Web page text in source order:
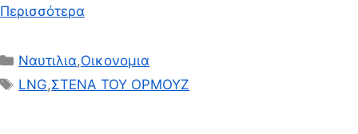
Περισσότερα
Κατηγορίες
Ναυτιλια,Οικονομια
Ετικέτες
LNG,ΣΤΕΝΑ ΤΟΥ ΟΡΜΟΥΖ